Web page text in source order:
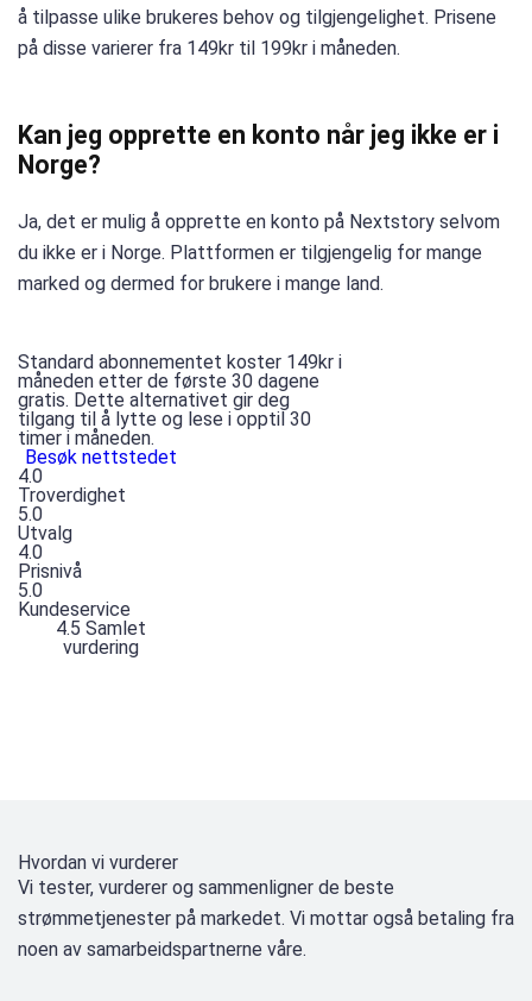
å tilpasse ulike brukeres behov og tilgjengelighet. Prisene
på disse varierer fra 149kr til 199kr i måneden.
Kan jeg opprette en konto når jeg ikke er i
Norge?
Ja, det er mulig å opprette en konto på Nextstory selvom
du ikke er i Norge. Plattformen er tilgjengelig for mange
marked og dermed for brukere i mange land.
Standard abonnementet koster 149kr i
måneden etter de første 30 dagene
gratis. Dette alternativet gir deg
tilgang til å lytte og lese i opptil 30
timer i måneden.
Besøk nettstedet
4.0
Troverdighet
5.0
Utvalg
4.0
Prisnivå
5.0
Kundeservice
4.5 Samlet
vurdering
Hvordan vi vurderer
Vi tester, vurderer og sammenligner de beste
strømmetjenester på markedet. Vi mottar også betaling fra
noen av samarbeidspartnerne våre.